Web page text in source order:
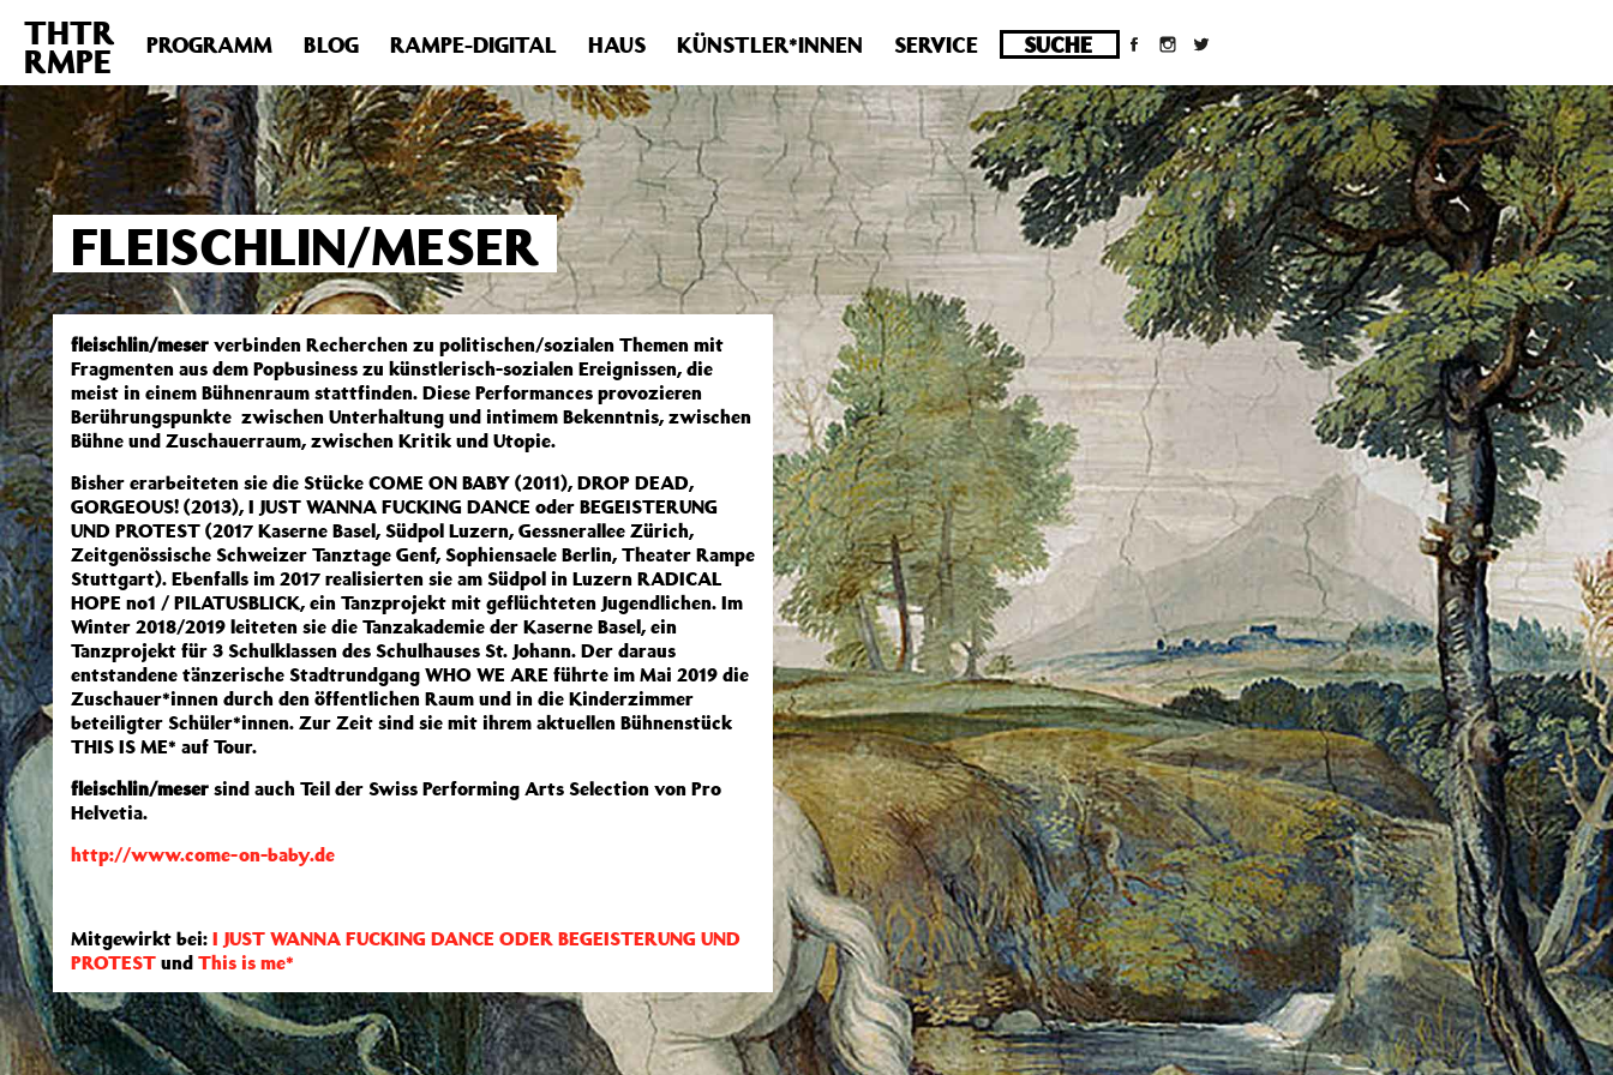
Deprecated : Die Funktion post_permalink ist seit Version 4.4.0 veraltet! Verwende stattdessen get_permalink(). in /homepages/10/d43051023/htdocs/wordpress/wp-
includes/functions.phpon line6031
THTR
RMPE PROGRAMM BLOG RAMPE-DIGITAL HAUS KÜNSTLER*INNEN SERVICE
FLEISCHLIN/MESER
fleischlin/meser verbinden Recherchen zu politischen/sozialen Themen mit
Fragmenten aus dem Popbusiness zu künstlerisch-sozialen Ereignissen, die
meist in einem Bühnenraum stattfinden. Diese Performances provozieren
Berührungspunkte zwischen Unterhaltung und intimem Bekenntnis, zwischen
Bühne und Zuschauerraum, zwischen Kritik und Utopie.
Bisher erarbeiteten sie die Stücke COME ON BABY (2011), DROP DEAD,
GORGEOUS! (2013), I JUST WANNA FUCKING DANCE oder BEGEISTERUNG
UND PROTEST (2017 Kaserne Basel, Südpol Luzern, Gessnerallee Zürich,
Zeitgenössische Schweizer Tanztage Genf, Sophiensaele Berlin, Theater Rampe
Stuttgart). Ebenfalls im 2017 realisierten sie am Südpol in Luzern RADICAL
HOPE no1 / PILATUSBLICK, ein Tanz­projekt mit geflüchteten Jugendlichen. Im
Winter 2018/2019 leiteten sie die Tanzakademie der Kaserne Basel, ein
Tanzprojekt für 3 Schulklassen des Schulhauses St. Johann. Der daraus
entstandene tänzerische Stadtrundgang WHO WE ARE führte im Mai 2019 die
Zuschauer*innen durch den öffentlichen Raum und in die Kinderzimmer
beteiligter Schüler*innen. Zur Zeit sind sie mit ihrem aktuellen Bühnenstück
THIS IS ME* auf Tour.
fleischlin/meser sind auch Teil der Swiss Performing Arts Selection von Pro
Helvetia.
http://www.come-on-baby.de
Mitgewirkt bei: I JUST WANNA FUCKING DANCE ODER BEGEISTERUNG UND
PROTEST und This is me*